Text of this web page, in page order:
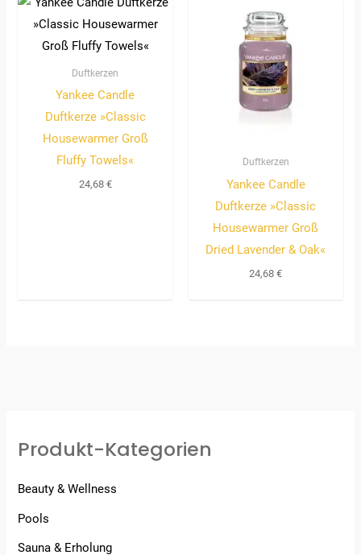
Duftkerzen
Yankee Candle
Duftkerze »Classic
Housewarmer Groß
Fluffy Towels«
24,68 €
Duftkerzen
Yankee Candle
Duftkerze »Classic
Housewarmer Groß
Dried Lavender & Oak«
24,68€
Produkt-Kategorien
Beauty & Wellness
Pools
Sauna & Erholung